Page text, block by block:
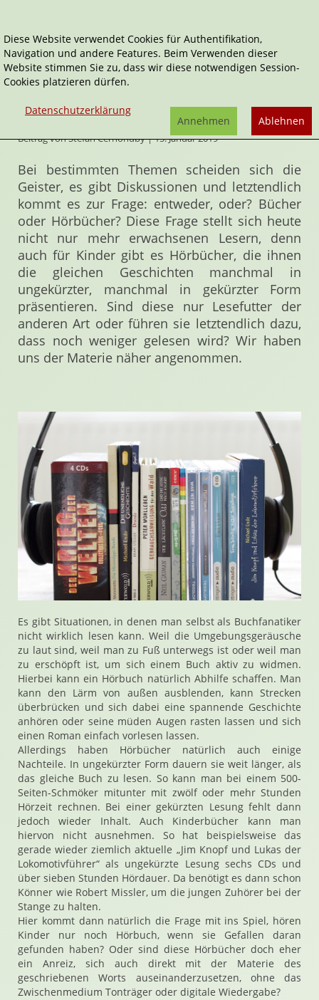
Home Artikel Hörbuch vs. Buch
Hörbuch vs. Buch
Beitrag von Stefan Cernohuby | 15. Januar 2019
Bei bestimmten Themen scheiden sich die
Geister, es gibt Diskussionen und letztendlich
kommt es zur Frage: entweder, oder? Bücher
oder Hörbücher? Diese Frage stellt sich heute
nicht nur mehr erwachsenen Lesern, denn
auch für Kinder gibt es Hörbücher, die ihnen
die gleichen Geschichten manchmal in
ungekürzter, manchmal in gekürzter Form
präsentieren. Sind diese nur Lesefutter der
anderen Art oder führen sie letztendlich dazu,
dass noch weniger gelesen wird? Wir haben
uns der Materie näher angenommen.
Es gibt Situationen, in denen man selbst als Buchfanatiker
nicht wirklich lesen kann. Weil die Umgebungsgeräusche
zu laut sind, weil man zu Fuß unterwegs ist oder weil man
zu erschöpft ist, um sich einem Buch aktiv zu widmen.
Hierbei kann ein Hörbuch natürlich Abhilfe schaffen. Man
kann den Lärm von außen ausblenden, kann Strecken
überbrücken und sich dabei eine spannende Geschichte
anhören oder seine müden Augen rasten lassen und sich
einen Roman einfach vorlesen lassen.
Allerdings haben Hörbücher natürlich auch einige
Nachteile. In ungekürzter Form dauern sie weit länger, als
das gleiche Buch zu lesen. So kann man bei einem 500-
Seiten-Schmöker mitunter mit zwölf oder mehr Stunden
Hörzeit rechnen. Bei einer gekürzten Lesung fehlt dann
jedoch wieder Inhalt. Auch Kinderbücher kann man
hiervon nicht ausnehmen. So hat beispielsweise das
gerade wieder ziemlich aktuelle „Jim Knopf und Lukas der
Lokomotivführer“ als ungekürzte Lesung sechs CDs und
über sieben Stunden Hördauer. Da benötigt es dann schon
Könner wie Robert Missler, um die jungen Zuhörer bei der
Stange zu halten.
Hier kommt dann natürlich die Frage mit ins Spiel, hören
Kinder nur noch Hörbuch, wenn sie Gefallen daran
gefunden haben? Oder sind diese Hörbücher doch eher
ein Anreiz, sich auch direkt mit der Materie des
geschriebenen Worts auseinanderzusetzen, ohne das
Zwischenmedium Tonträger oder digitale Wiedergabe?
Diese Website verwendet Cookies für Authentifikation,
Navigation und andere Features. Beim Verwenden dieser
Website stimmen Sie zu, dass wir diese notwendigen Session-
Cookies platzieren dürfen.
Datenschutzerklärung
Ablehnen
Annehmen